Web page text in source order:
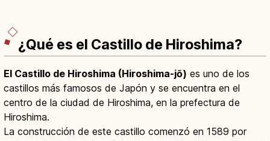
¿Qué es el Castillo de Hiroshima?
El Castillo de Hiroshima (Hiroshima-jō) es uno de los
castillos más famosos de Japón y se encuentra en el
centro de la ciudad de Hiroshima, en la prefectura de
Hiroshima.
La construcción de este castillo comenzó en 1589 por